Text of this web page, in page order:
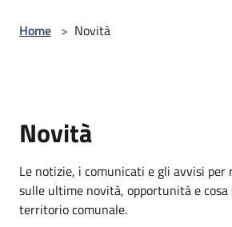
Home > Novità
Novità
Le notizie, i comunicati e gli avvisi per
sulle ultime novità, opportunità e cosa
territorio comunale.